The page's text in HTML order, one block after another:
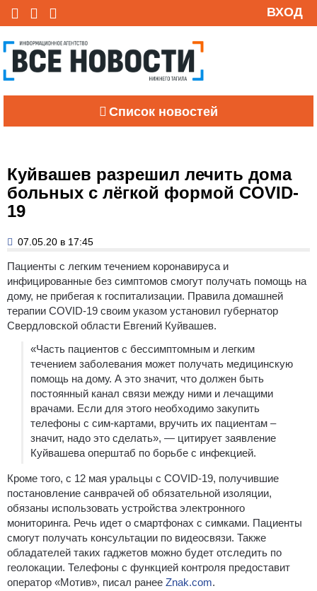
ВХОД
Список новостей
Куйвашев разрешил лечить дома
больных c лёгкой формой COVID-
19
07.05.20 в 17:45
Пациенты с легким течением коронавируса и
инфицированные без симптомов смогут получать помощь на
дому, не прибегая к госпитализации. Правила домашней
терапии COVID-19 своим указом установил губернатор
Свердловской области Евгений Куйвашев.
«Часть пациентов с бессимптомным и легким
течением заболевания может получать медицинскую
помощь на дому. А это значит, что должен быть
постоянный канал связи между ними и лечащими
врачами. Если для этого необходимо закупить
телефоны с сим-картами, вручить их пациентам –
значит, надо это сделать», — цитирует заявление
Куйвашева оперштаб по борьбе с инфекцией.
Кроме того, с 12 мая уральцы с COVID-19, получившие
постановление санврачей об обязательной изоляции,
обязаны использовать устройства электронного
мониторинга. Речь идет о смартфонах с симками. Пациенты
смогут получать консультации по видеосвязи. Также
обладателей таких гаджетов можно будет отследить по
геолокации. Телефоны с функцией контроля предоставит
оператор «Мотив», писал ранее Znak.com.